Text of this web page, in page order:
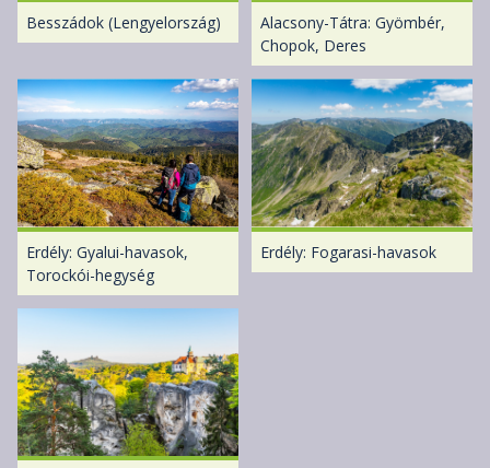
Besszádok (Lengyelország)
Alacsony-Tátra: Gyömbér,
Chopok, Deres
Erdély: Gyalui-havasok,
Torockói-hegység
Erdély: Fogarasi-havasok